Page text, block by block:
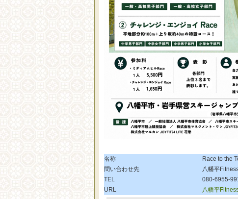
名称
Race to the
問い合わせ先
八幡平
TEL
080-6955-
URL
八幡平